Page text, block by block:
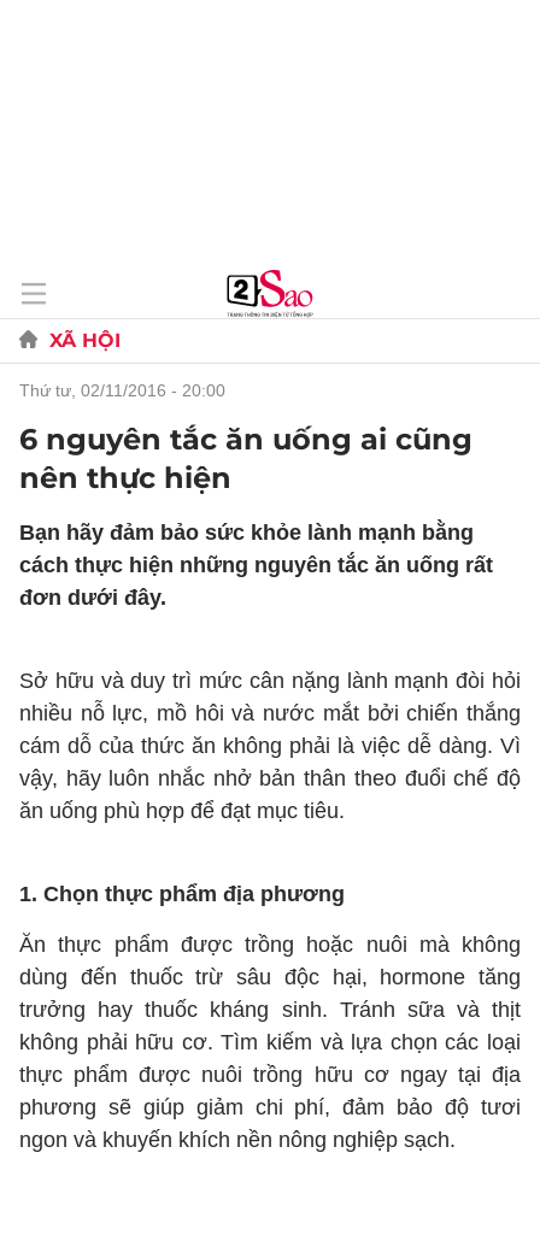
XÃ HỘI
thứ tư, 02/11/2016 - 20:00
6 nguyên tắc ăn uống ai cũng
nên thực hiện
Bạn hãy đảm bảo sức khỏe lành mạnh bằng
cách thực hiện những nguyên tắc ăn uống rất
đơn dưới đây.
Sở hữu và duy trì mức cân nặng lành mạnh đòi hỏi
nhiều nỗ lực, mồ hôi và nước mắt bởi chiến thắng
cám dỗ của thức ăn không phải là việc dễ dàng. Vì
vậy, hãy luôn nhắc nhở bản thân theo đuổi chế độ
ăn uống phù hợp để đạt mục tiêu.
1. Chọn thực phẩm địa phương
Ăn thực phẩm được trồng hoặc nuôi mà không
dùng đến thuốc trừ sâu độc hại, hormone tăng
trưởng hay thuốc kháng sinh. Tránh sữa và thịt
không phải hữu cơ. Tìm kiếm và lựa chọn các loại
thực phẩm được nuôi trồng hữu cơ ngay tại địa
phương sẽ giúp giảm chi phí, đảm bảo độ tươi
ngon và khuyến khích nền nông nghiệp sạch.